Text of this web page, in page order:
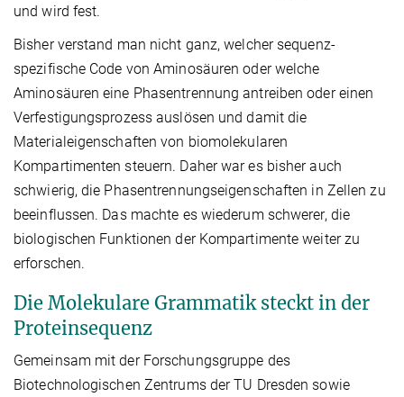
und wird fest.
Bisher verstand man nicht ganz, welcher sequenz-
spezifische Code von Aminosäuren oder welche
Aminosäuren eine Phasentrennung antreiben oder einen
Verfestigungsprozess auslösen und damit die
Materialeigenschaften von biomolekularen
Kompartimenten steuern. Daher war es bisher auch
schwierig, die Phasentrennungseigenschaften in Zellen zu
beeinflussen. Das machte es wiederum schwerer, die
biologischen Funktionen der Kompartimente weiter zu
erforschen.
Die Molekulare Grammatik steckt in der
Proteinsequenz
Gemeinsam mit der Forschungsgruppe des
Biotechnologischen Zentrums der TU Dresden sowie